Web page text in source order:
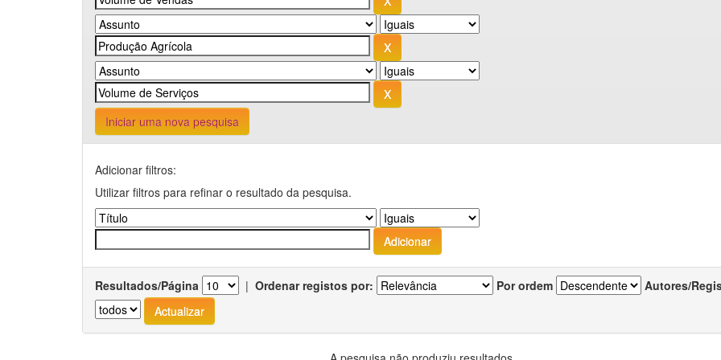
Iniciar uma nova pesquisa
Adicionar filtros:
Utilizar filtros para refinar o resultado da pesquisa.
Resultados/Página | Ordenar registos por: Por ordem Autores/